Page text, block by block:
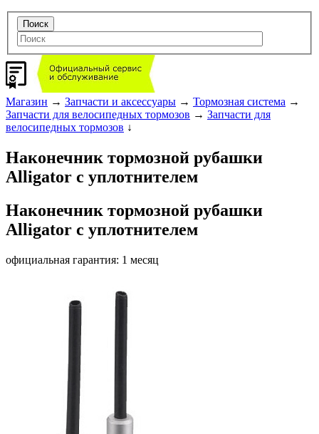
Магазин → Запчасти и аксессуары → Тормозная система →
Запчасти для велосипедных тормозов → Запчасти для
велосипедных тормозов ↓
Наконечник тормозной рубашки
Alligator с уплотнителем
Наконечник тормозной рубашки
Alligator с уплотнителем
официальная гарантия: 1 месяц